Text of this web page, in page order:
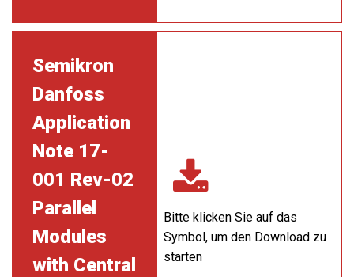
Semikron
Danfoss
Application
Note 17-
001 Rev-02
Parallel
Modules
with Central
Bitte klicken Sie auf das
Symbol, um den Download zu
starten